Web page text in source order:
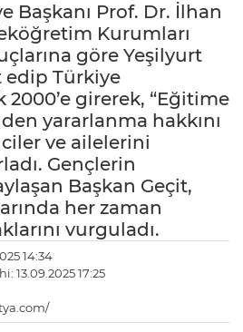
Başkanı Prof. Dr. İlhan
Kurumları
göre Yeşilyurt
edip Türkiye
2000’e girerek, “Eğitime
yararlanma hakkını
ve ailelerini
Gençlerin
Başkan Geçit,
her zaman
vurguladı.
14:34
13.09.2025 17:25